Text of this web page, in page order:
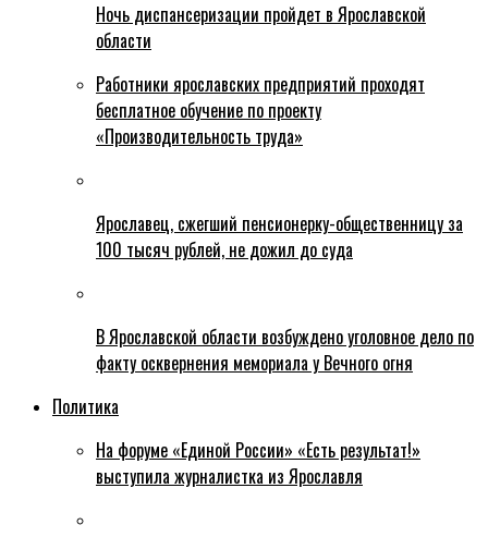
Ночь диспансеризации пройдет в Ярославской
области
Работники ярославских предприятий проходят
бесплатное обучение по проекту
«Производительность труда»
Ярославец, сжегший пенсионерку-общественницу за
100 тысяч рублей, не дожил до суда
В Ярославской области возбуждено уголовное дело по
факту осквернения мемориала у Вечного огня
Политика
На форуме «Единой России» «Есть результат!»
выступила журналистка из Ярославля